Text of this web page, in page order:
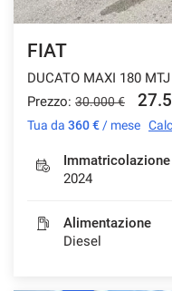
FIAT
DUCATO MAXI 180 MTJ
Prezzo: 30.000 €
Tua da 360 € / mese
Immatricolazione
2024
Alimentazione
Diesel